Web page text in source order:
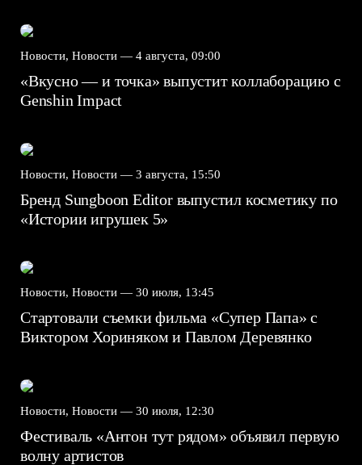
Новости, Новости — 4 августа, 09:00
«Вкусно — и точка» выпустит коллаборацию с
Genshin Impact⁠⁠
Новости, Новости — 3 августа, 15:50
Бренд Sungboon Editor выпустил косметику по
«Истории игрушек 5»
Новости, Новости — 30 июля, 13:45
Стартовали съемки фильма «Супер Папа» с
Виктором Хориняком и Павлом Деревянко
Новости, Новости — 30 июля, 12:30
Фестиваль «Антон тут рядом» объявил первую
волну артистов